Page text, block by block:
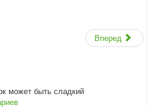
Вперед
может быть сладкий